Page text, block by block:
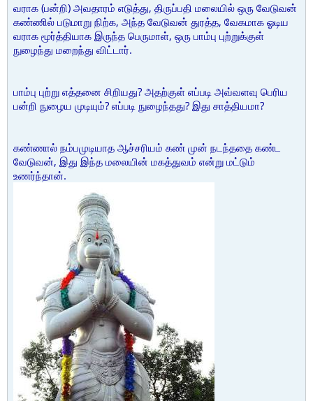
வராக (பன்றி) அவதாரம் எடுத்து, திருப்பதி மலையில் ஒரு வேடுவன்
கண்ணில் படுமாறு நிற்க, அந்த வேடுவன் துரத்த, வேகமாக ஓடிய
வராக மூர்த்தியாக இருந்த பெருமாள், ஒரு பாம்பு புற்றுக்குள்
நுழைந்து மறைந்து விட்டார்.
பாம்பு புற்று எத்தனை சிறியது? அதற்குள் எப்படி அவ்வளவு பெரிய
பன்றி நுழைய முடியும்? எப்படி நுழைந்தது? இது சாத்தியமா?
கண்ணால் நம்பமுடியாத ஆச்சரியம் கண் முன் நடந்ததை கண்ட
வேடுவன், இது இந்த மலையின் மகத்துவம் என்று மட்டும்
உணர்ந்தான்.